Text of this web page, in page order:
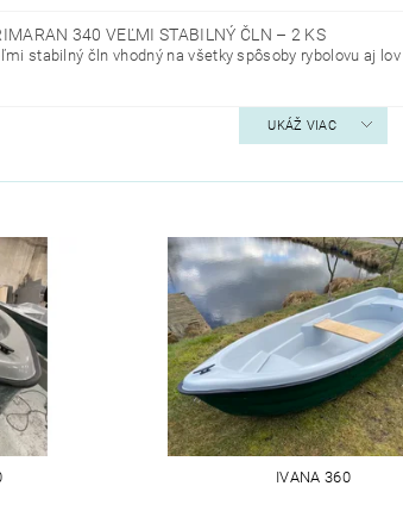
340 VEĽMI STABILNÝ ČLN – 2 KS
stabilný čln vhodný na všetky spôsoby rybolovu aj lov
UKÁŽ VIAC
IVANA 360